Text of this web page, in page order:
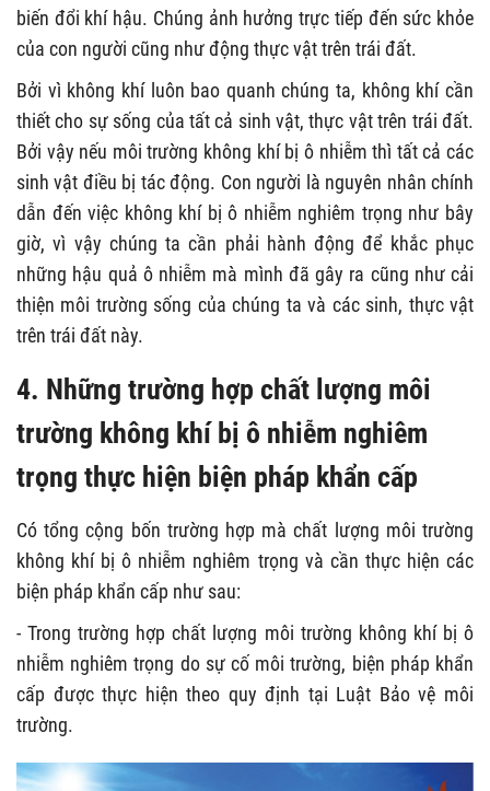
biến đổi khí hậu. Chúng ảnh hưởng trực tiếp đến sức khỏe
của con người cũng như động thực vật trên trái đất.
Bởi vì không khí luôn bao quanh chúng ta, không khí cần
thiết cho sự sống của tất cả sinh vật, thực vật trên trái đất.
Bởi vậy nếu môi trường không khí bị ô nhiễm thì tất cả các
sinh vật điều bị tác động. Con người là nguyên nhân chính
dẫn đến việc không khí bị ô nhiễm nghiêm trọng như bây
giờ, vì vậy chúng ta cần phải hành động để khắc phục
những hậu quả ô nhiễm mà mình đã gây ra cũng như cải
thiện môi trường sống của chúng ta và các sinh, thực vật
trên trái đất này.
4. Những trường hợp chất lượng môi
trường không khí bị ô nhiễm nghiêm
trọng thực hiện biện pháp khẩn cấp
Có tổng cộng bốn trường hợp mà chất lượng môi trường
không khí bị ô nhiễm nghiêm trọng và cần thực hiện các
biện pháp khẩn cấp như sau:
- Trong trường hợp chất lượng môi trường không khí bị ô
nhiễm nghiêm trọng do sự cố môi trường, biện pháp khẩn
cấp được thực hiện theo quy định tại Luật Bảo vệ môi
trường.